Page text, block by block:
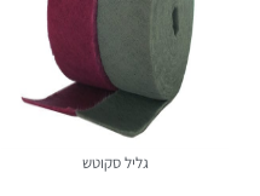
גליל סקוטש